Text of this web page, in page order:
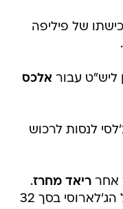
של פיליפה
אלכס
לנסות לרכוש
אחרריאד מחרז.
לסטר סיטי כבר דחתה הצעה של הג'לארוסי בסך 32